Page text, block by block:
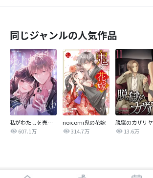
同じジャンルの人気作品
私がわたしを売る理由
607.1万
noicomi鬼の花嫁
314.7万
脱獄のカザリヤ
13.6万